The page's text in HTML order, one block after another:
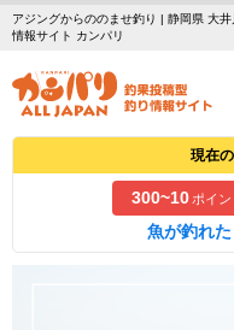
アジングからののませ釣り | 静岡県 大
情報サイト カンパリ
現在
300~10ポイン
魚が釣れ